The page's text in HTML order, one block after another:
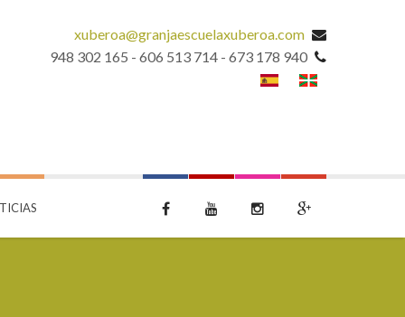
xuberoa@granjaescuelaxuberoa.com
948 302 165 - 606 513 714 - 673 178 940